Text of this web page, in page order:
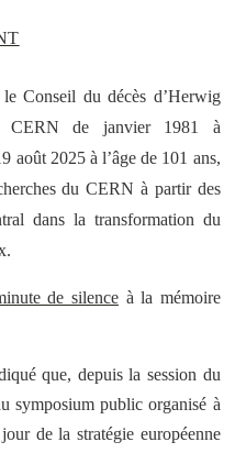
Conseil du décès d’Herwig
CERN de janvier 1981 à
août 2025 à l’âge de 101 ans,
du CERN à partir des
dans la transformation du
de silenceà la mémoire
que, depuis la session du
symposium public organisé à
de la stratégie européenne